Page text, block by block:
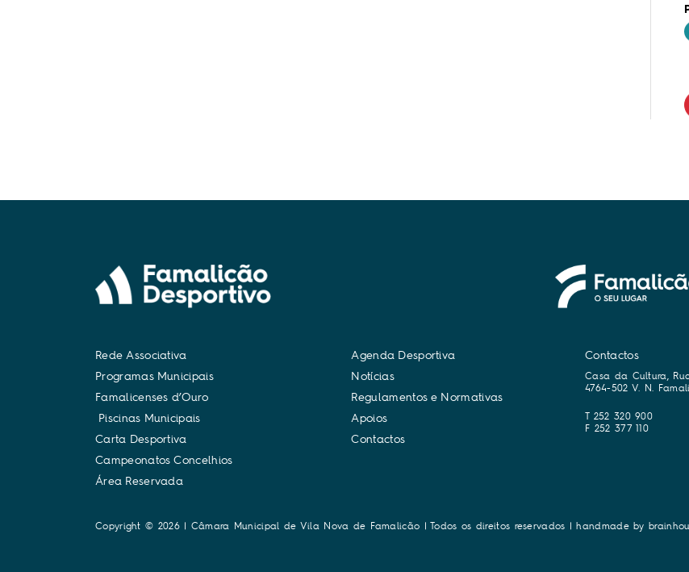
Rede Associativa
Programas Municipais
Famalicenses d’Ouro
Piscinas Municipais
Carta Desportiva
Campeonatos Concelhios
Área Reservada
Agenda Desportiva
Notícias
Regulamentos e Normativas
Apoios
Contactos
Contactos
Casa da Cultura,
4764-502 V. N.
T 252 320 900
F 252 377 110
Copyright © 2026 | Câmara Municipal de Vila Nova de Famalicão | Todos os direitos reservados | handmade by